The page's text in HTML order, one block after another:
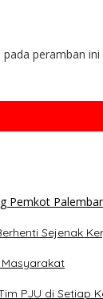
peramban
Sejenak
PJU di Setiap